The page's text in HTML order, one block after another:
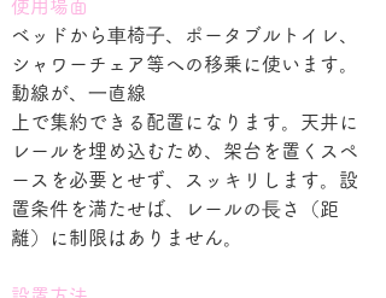
使用場面
ベッドから⾞椅⼦、ポータブルトイレ、
シャワーチェア等への移乗に使います。
動線が、⼀直線
上で集約できる配置になります。天井に
レールを埋め込むため、架台を置くスペ
ースを必要とせず、スッキリします。設
置条件を満たせば、レールの⻑さ（距
離）に制限はありません。